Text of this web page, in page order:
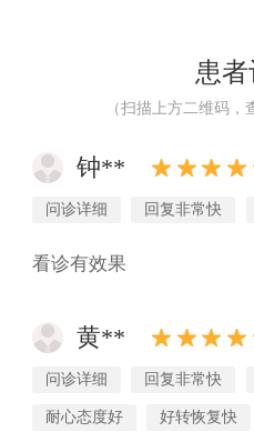
患
（扫描上方二维码，
钟**
问诊详细 回复非常快
看诊有效果
黄**
问诊详细 回复非常快
耐心态度好 好转恢复快